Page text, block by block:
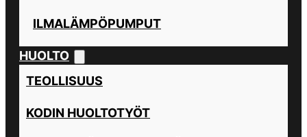
ILMALÄMPÖPUMPUT
HUOLTO
TEOLLISUUS
KODIN HUOLTOTYÖT